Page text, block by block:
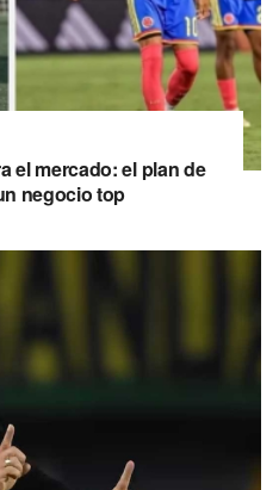
el mercado: el plan de
negocio top